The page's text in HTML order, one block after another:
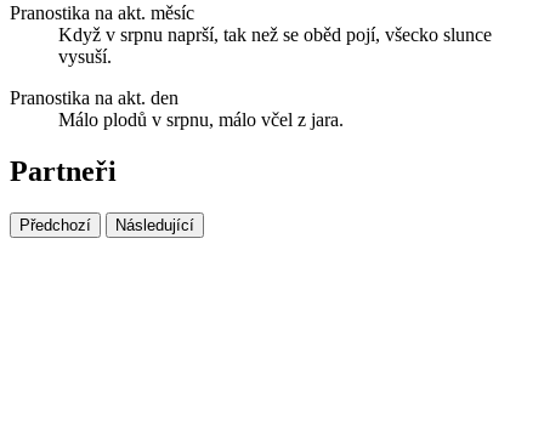
Pranostika na akt. měsíc
Když v srpnu naprší, tak než se oběd pojí, všecko slunce
vysuší.
Pranostika na akt. den
Málo plodů v srpnu, málo včel z jara.
Partneři
Předchozí Následující